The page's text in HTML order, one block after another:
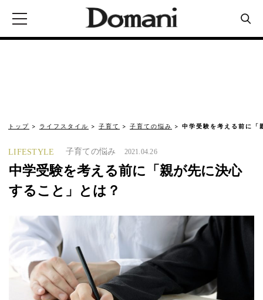
トップ ライフスタイル 子育て 子育ての悩み 中学受験を考える前に「
LIFESTYLE 子育ての悩み 2021.04.26
中学受験を考える前に「親が先に決心
すること」とは？